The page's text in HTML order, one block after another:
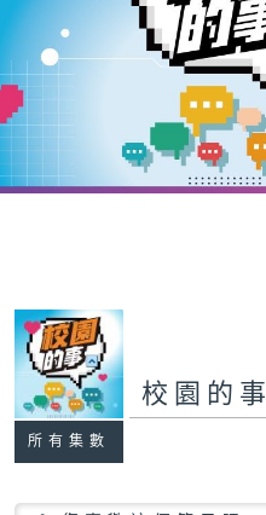
所有集數
校園的事